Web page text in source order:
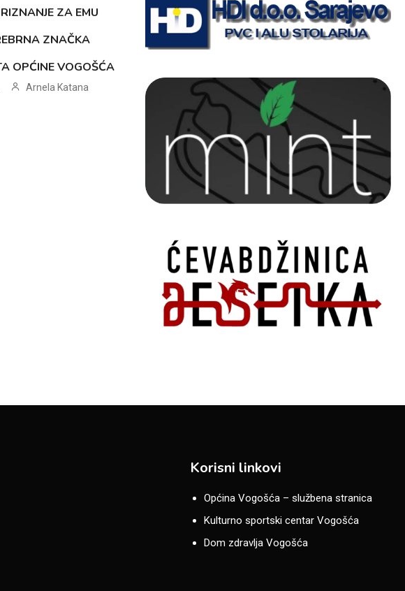
ZA EMU
ZNAČKA
OPĆINE VOGOŠĆA
Arnela Katana
Korisni linkovi
Općina Vogošća – službena stranica
Kulturno sportski centar Vogošća
Dom zdravlja Vogošća